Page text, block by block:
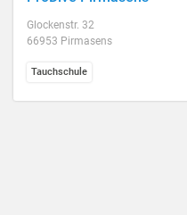
Glockenstr. 32
66953 Pirmasens
Tauchschule